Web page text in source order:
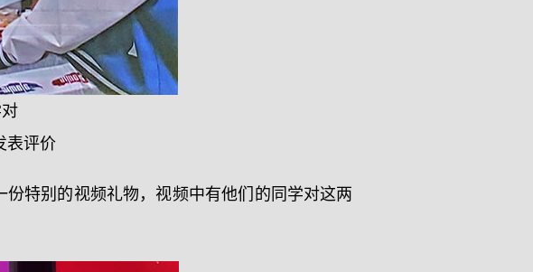
表评价
特别的视频礼物，视频中有他们的同学对这两